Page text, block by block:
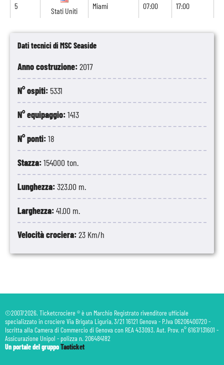
Dati tecnici di MSC Seaside
Anno costruzione:2017
N° ospiti: 5331
N° equipaggio:1413
N° ponti:18
Stazza:154000 ton.
Lunghezza:323.00 m.
Larghezza:41.00 m.
Velocità crociera:23 Km/h
5
Stati Uniti
Miami 07:00 17:00
6 Nassau 09:00 18:00
Bahamas
8
Stati Uniti
©2007/2026. Ticketcrociere ® è un Marchio Registrato rivenditore ufficiale
specializzato in crociere Via Brigata Liguria, 3/21 16121 Genova - P.Iva 06206400720 -
Iscritta alla Camera di Commercio di Genova con REA 433093. Aut. Prov. n° 6167/131601 -
Assicurazione Unipol - polizza n. 206484182
Un portale del gruppoTaoticket